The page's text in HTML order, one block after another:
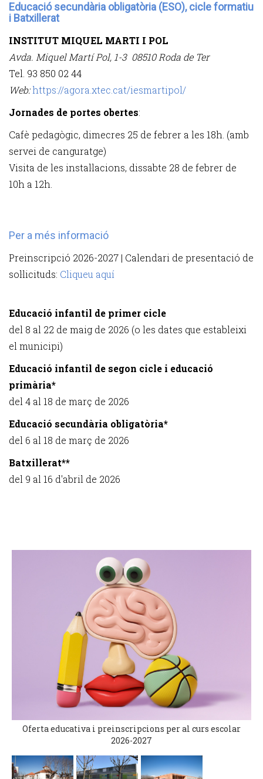
Educació secundària obligatòria (ESO), cicle formatiu
i Batxillerat
INSTITUT MIQUEL MARTI I POL
Avda. Miquel Martí Pol, 1-3 08510 Roda de Ter
Tel. 93 850 02 44
Web:https://agora.xtec.cat/iesmartipol/
Jornades de portes obertes:
Cafè pedagògic, dimecres 25 de febrer a les 18h. (amb
servei de canguratge)
Visita de les instal·lacions, dissabte 28 de febrer de
10h a 12h.
Per a més informació
Preinscripció 2026-2027 | Calendari de presentació de
sol·licituds: Cliqueu aquí
Educació infantil de primer cicle
del 8 al 22 de maig de 2026 (o les dates que estableixi
el municipi)
Educació infantil de segon cicle i educació
primària*
del 4 al 18 de març de 2026
Educació secundària obligatòria*
del 6 al 18 de març de 2026
Batxillerat**
del 9 al 16 d'abril de 2026
Oferta educativa i preinscripcions per al curs escolar
2026-2027